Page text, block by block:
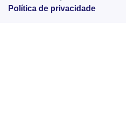
Política de privacidade